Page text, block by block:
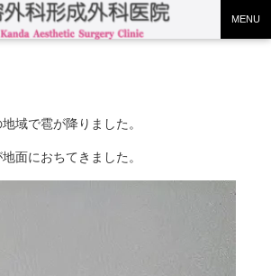
MENU
域で雹が降りました。
面におちてきました。